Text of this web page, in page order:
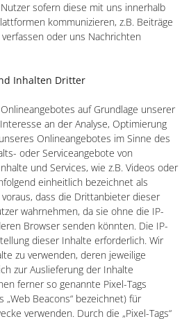
sofern diese mit uns innerhalb
kommunizieren, z.B. Beiträge
oder uns Nachrichten
Inhalten Dritter
auf Grundlage unserer
an der Analyse, Optimierung
Onlineangebotes im Sinne des
oder Serviceangebote von
und Services, wie z.B. Videos oder
einheitlich bezeichnet als
dass die Drittanbieter dieser
wahrnehmen, da sie ohne die IP-
Browser senden könnten. Die IP-
dieser Inhalte erforderlich. Wir
zu verwenden, deren jeweilige
zur Auslieferung der Inhalte
ferner so genannte Pixel-Tags
„Web Beacons“ bezeichnet) für
verwenden. Durch die „Pixel-Tags“